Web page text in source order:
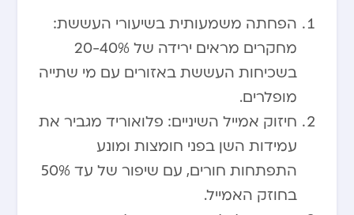
הפחתה משמעותית בשיעורי העששת:
מחקרים מראים ירידה של 20-40%
בשכיחות העששת באזורים עם מי שתייה
מופלרים.
חיזוק אמייל השיניים: פלואוריד מגביר את
עמידות השן בפני חומצות ומונע
התפתחות חורים, עם שיפור של עד 50%
בחוזק האמייל.